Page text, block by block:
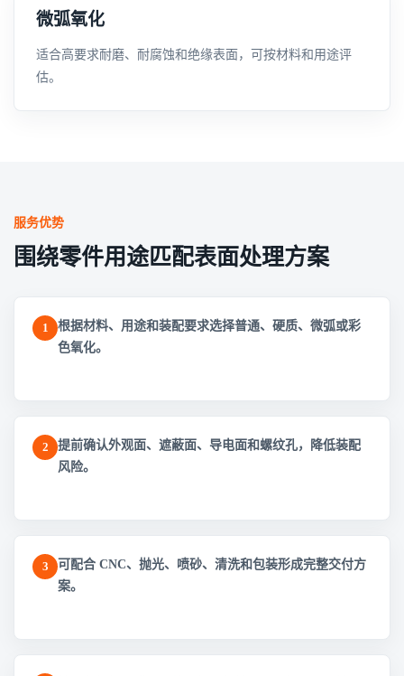
微弧氧化
适合高要求耐磨、耐腐蚀和绝缘表面，可按材料和用途评
估。
服务优势
围绕零件用途匹配表面处理方案
1
根据材料、用途和装配要求选择普通、硬质、微弧或彩
色氧化。
2
提前确认外观面、遮蔽面、导电面和螺纹孔，降低装配
风险。
3
可配合 CNC、抛光、喷砂、清洗和包装形成完整交付方
案。